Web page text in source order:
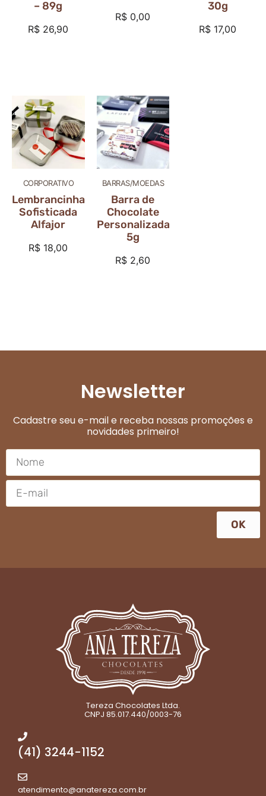
– 89g
R$ 26,90
R$ 0,00
30g
R$ 17,00
CORPORATIVO
Lembrancinha
Sofisticada
Alfajor
R$ 18,00
BARRAS/MOEDAS
Barra de
Chocolate
Personalizada
5g
R$ 2,60
Newsletter
Cadastre seu e-mail e receba nossas promoções e
novidades primeiro!
OK
Tereza Chocolates Ltda.
CNPJ 85.017.440/0003-76
(41) 3244-1152
atendimento@anatereza.com.br